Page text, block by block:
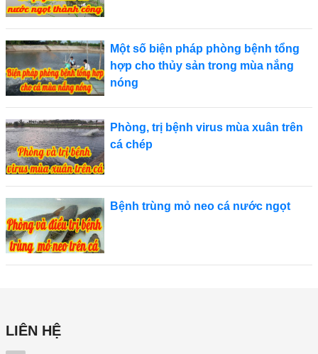
Một số biện pháp phòng bệnh tổng
hợp cho thủy sản trong mùa nắng
nóng
Phòng, trị bệnh virus mùa xuân trên
cá chép
Bệnh trùng mỏ neo cá nước ngọt
LIÊN HỆ